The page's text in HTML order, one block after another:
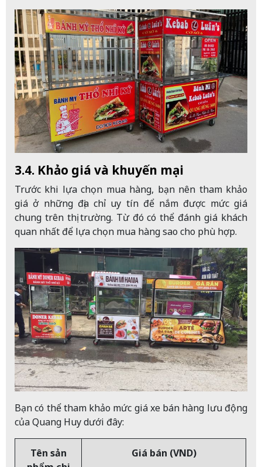
3.4. Khảo giá và khuyến mại
Trước khi lựa chọn mua hàng, bạn nên tham khảo
giá ở những địa chỉ uy tín để nắm được mức giá
chung trên thị trường. Từ đó có thể đánh giá khách
quan nhất để lựa chọn mua hàng sao cho phù hợp.
Bạn có thể tham khảo mức giá xe bán hàng lưu động
của Quang Huy dưới đây:
Tên sản
Giá bán (VND)